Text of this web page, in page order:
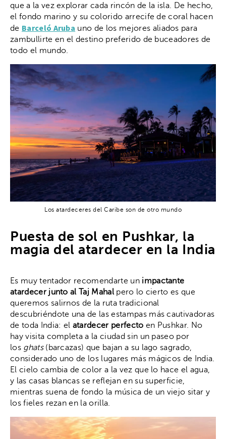
que a la vez explorar cada rincón de la isla. De hecho,
el fondo marino y su colorido arrecife de coral hacen
de Barceló Aruba uno de los mejores aliados para
zambullirte en el destino preferido de buceadores de
todo el mundo.
Los atardeceres del Caribe son de otro mundo
Puesta de sol en Pushkar, la
magia del atardecer en la India
Es muy tentador recomendarte unimpactante
atardecer junto al Taj Mahalpero lo cierto es que
queremos salirnos de la ruta tradicional
descubriéndote una de las estampas más cautivadoras
de toda India: el atardecer perfecto en Pushkar. No
hay visita completa a la ciudad sin un paseo por
los ghats(barcazas) que bajan a su lago sagrado,
considerado uno de los lugares más mágicos de India.
El cielo cambia de color a la vez que lo hace el agua,
y las casas blancas se reflejan en su superficie,
mientras suena de fondo la música de un viejo sitar y
los fieles rezan en la orilla.